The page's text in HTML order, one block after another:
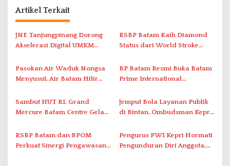
a
s
i
p
o
s
Artikel Terkait
JNE Tanjungpinang Dorong
Akselerasi Digital UMKM
2026
RSBP Batam Raih Diamond
Status dari World Stroke
Penanganan Stroke
Berstandar Internasional
Pasokan Air Waduk Nongsa
Menyusut, Air Batam Hilir
Antar-IPAM
BP Batam Resmi Buka Batam
Prime International
2026 di Stadion Temenggung
Abdul Jamal
Sambut HUT RI, Grand
Mercure Batam Centre Gelar
Nusantara’
Jemput Bola Layanan Publik
di Bintan, Ombudsman Kepri
Solar Nelayan
RSBP Batam dan BPOM
Perkuat Sinergi Pengawasan
Pengurus PWI Kepri Hormati
Pengunduran Diri Anggota,